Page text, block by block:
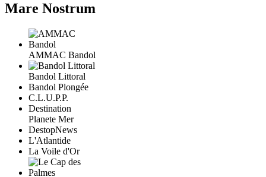
Mare Nostrum
AMMAC Bandol
Bandol Littoral
Bandol Plongée
C.L.U.P.P.
Destination
Planete Mer
DestopNews
L'Atlantide
La Voile d'Or